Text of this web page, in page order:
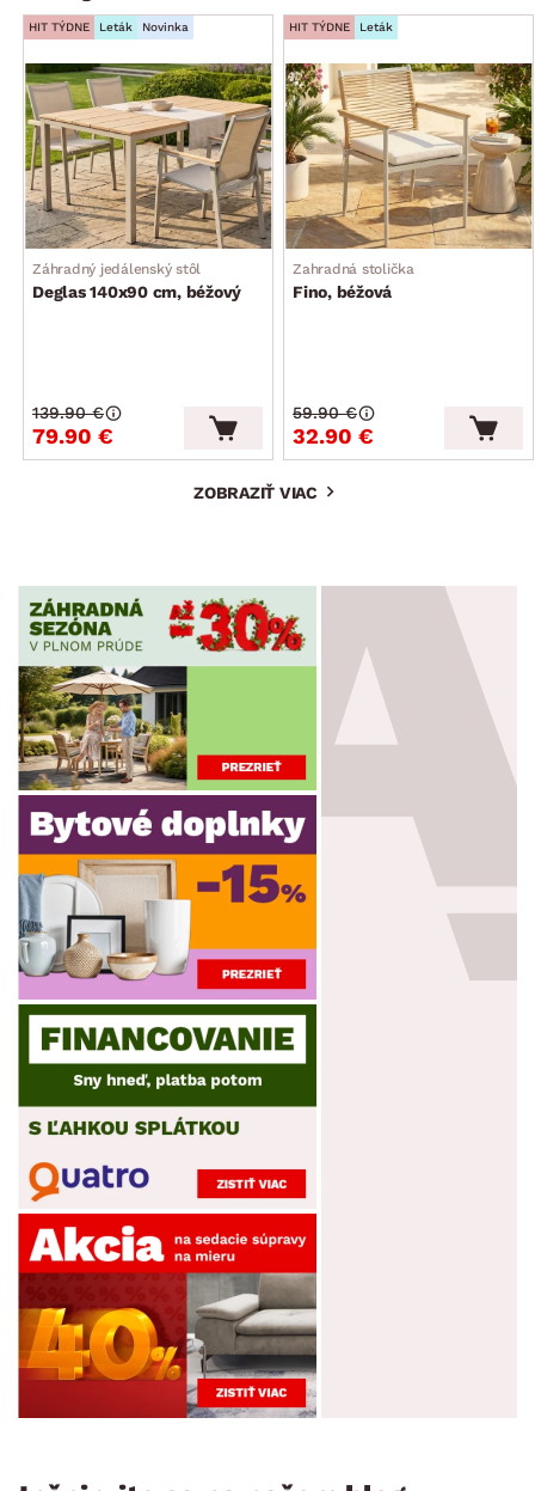
HIT TÝDNE Leták Novinka
Záhradný jedálenský stôl
Deglas 140x90 cm, béžový
79.90 €
139.90 €
HIT TÝDNE Leták
Zahradná stolička
Fino, béžová
32.90 €
59.90 €
ZOBRAZIŤ VIAC